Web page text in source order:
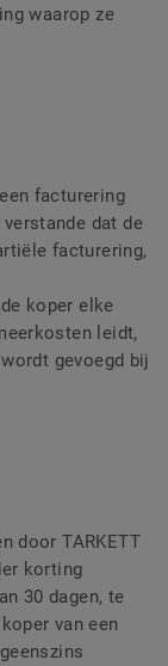
waarop ze
facturering
dat de
facturering,
koper elke
leidt,
gevoegd bij
door TARKETT
korting
30 dagen, te
van een